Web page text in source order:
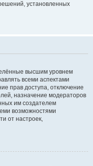
установленных
высшим уровнем
всеми аспектами
прав доступа, отключение
назначение модераторов
им создателем
возможностями
от настроек,